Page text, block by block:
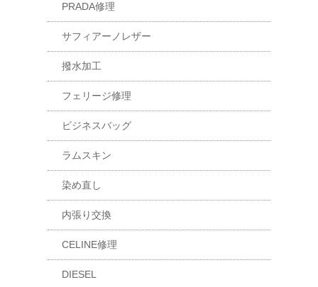
PRADA修理
サフィアーノレザー
撥水加工
フェリージ修理
ビジネスバッグ
ラムスキン
染め直し
内張り交換
CELINE修理
DIESEL